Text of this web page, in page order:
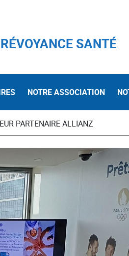
SANTÉ
NOTRE ASSOCIATION
PARTENAIRE ALLIANZ